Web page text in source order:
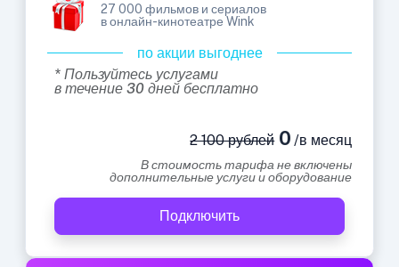
27 000 фильмов и сериалов
в онлайн-кинотеатре Wink
по акции выгоднее
* Пользуйтесь услугами
в течение 30 дней бесплатно
2 100 рублей0 /в месяц
В стоимость тарифа не включены
дополнительные услуги и оборудование
Подключить